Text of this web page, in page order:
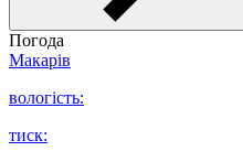
Погода
Макарів
вологість:
тиск: